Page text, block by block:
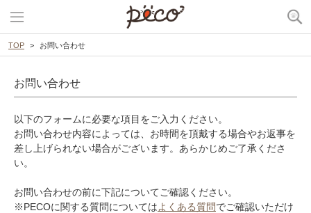
TOP お問い合わせ
お問い合わせ
以下のフォームに必要な項目をご入力ください。
お問い合わせ内容によっては、お時間を頂戴する場合やお返事を
差し上げられない場合がございます。あらかじめご了承くださ
い。
お問い合わせの前に下記についてご確認ください。
※PECOに関する質問についてはよくある質問でご確認いただけ